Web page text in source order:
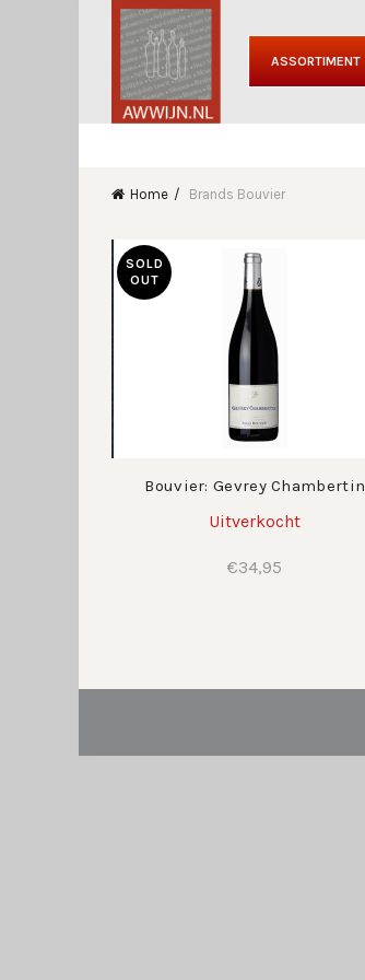
ASSORTIMENT
Home Brands Bouvier
SOLD
OUT
Bouvier: Gevrey Chambertin
Uitverkocht
€34,95